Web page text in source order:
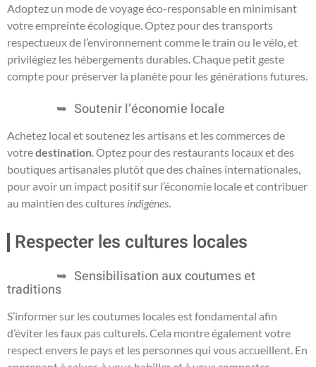
Adoptez un mode de voyage éco-responsable en minimisant
votre empreinte écologique. Optez pour des transports
respectueux de l’environnement comme le train ou le vélo, et
privilégiez les hébergements durables. Chaque petit geste
compte pour préserver la planète pour les générations futures.
Soutenir l’économie locale
Achetez local et soutenez les artisans et les commerces de
votredestination. Optez pour des restaurants locaux et des
boutiques artisanales plutôt que des chaînes internationales,
pour avoir un impact positif sur l’économie locale et contribuer
au maintien des cultures indigènes.
Respecter les cultures locales
Sensibilisation aux coutumes et
traditions
S’informer sur les coutumes locales est fondamental afin
d’éviter les faux pas culturels. Cela montre également votre
respect envers le pays et les personnes qui vous accueillent. En